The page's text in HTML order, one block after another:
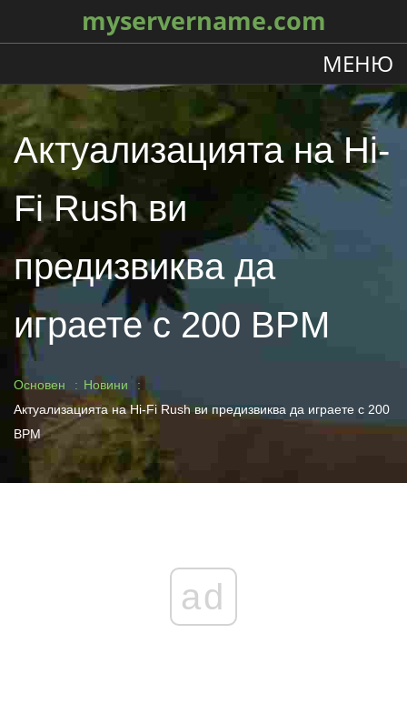
myservername.com
МЕНЮ
Актуализацията на Hi-
Fi Rush ви
предизвиква да
играете с 200 BPM
Основен
Новини
Актуализацията на Hi-Fi Rush ви предизвиква да играете с 200
BPM
ad